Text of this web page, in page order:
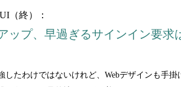
（終）：
ップ、早過ぎるサインイン要
したわけではないけれど、Webデザインも手